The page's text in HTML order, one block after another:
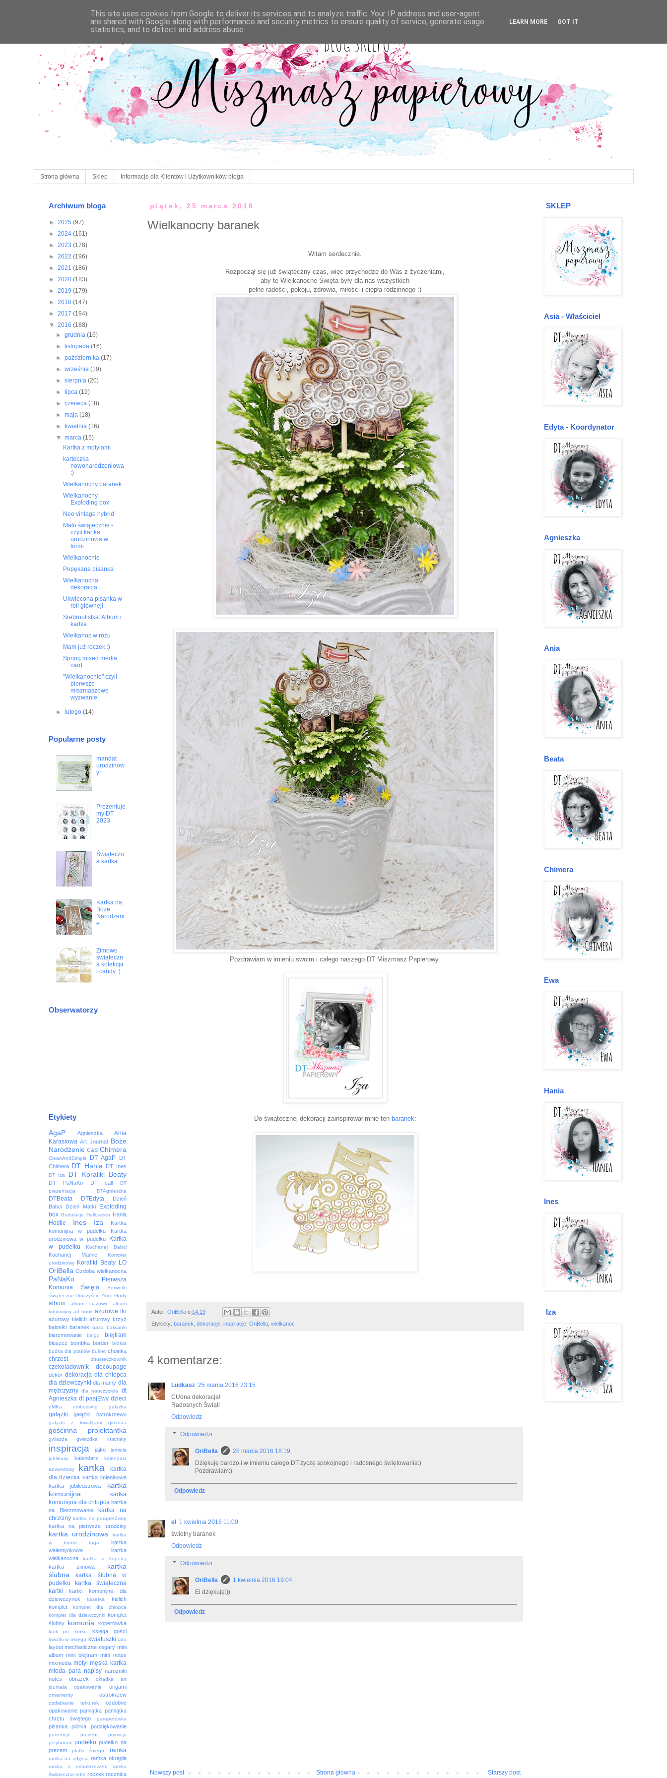
Strona główna Sklep Informacje dla Klientów i Użytkowników bloga
piątek, 25 marca 2016
Wielkanocny baranek
Witam serdecznie.
Rozpoczął się już świąteczny czas, więc przychodzę do Was z życzeniami,
aby te Wielkanocne Święta były dla nas wszystkich
pełne radości, pokoju, zdrowia, miłości i ciepła rodzinnego :)
Pozdrawiam w imieniu swoim i całego naszego DT Miszmasz Papierowy.
Do świątecznej dekoracji zainspirował mnie tenbaranek:
Autor: OriBella o 14:19
Etykiety: baranek dekoracje, inspiracje, OriBella, wielkanoc
4 komentarze:
Ludkasz 25 marca 2016 23:15
CUdna dekoracja!
Radosnych Świąt!
Odpowiedz
Odpowiedzi
OriBella
28 marca 2016 18:19
Dziękuję bardzo i w imieniu całego DT życzę spokojnego i radosnego świętowania:)
Pozdrawiam:)
Odpowiedz
el
1 kwietnia 2016 11:00
świetny baranek
Odpowiedz
Odpowiedzi
OriBella
1 kwietnia 2016 19:04
El dziękuję:))
Odpowiedz
Nowszy post Starszy post
Strona główna
Archiwum bloga
► 2025 (97)
► 2024 (161)
► 2023 (178)
► 2022 (196)
► 2021 (186)
► 2020 (183)
► 2019 (179)
► 2018 (147)
► 2017 (194)
▼ 2016 (188)
► grudnia (16)
►
listopada (16)
► października (17)
► września (19)
► sierpnia (20)
►
lipca (19)
► czerwca (18)
► maja (18)
►
kwietnia (16)
▼ marca (15)
Kartka z motylami
karteczka
nowonarodzeniowa
:)
Wielkanocny baranek
Wielkanocny
Exploding box
Neo vintage hybrid
Mało świątecznie -
czyli kartka
urodzinowa w
formi...
Wielkanocnie
Popękana pisanka
Wielkanocna
dekoracja.
Ukwiecona pisanka w
roli głównej!
Srebrnolistka: Album i
kartka
Wielkanoc w różu
Mam już roczek :)
Spring mixed media
card
"Wielkanocnie" czyli
pierwsze
miszmaszowe
wyzwanie
► lutego (14)
Popularne posty
mandat
urodzinow
y!
Prezentuje
my DT
2023
Świąteczn
a kartka
Kartka na
Boże
Narodzeni
e
Zimowo
świąteczn
a kolekcja
i candy :)
Obserwatorzy
Etykiety
AgaP Agnieszka
Ania
Karasiowa Art Journal
Boże
Narodzenie C&S Chimera
CleanAndSimple DT AgaP
DT
Chimera DT Hania DT Ines
DT Iza DT Koraliki Beaty
DT PaNaKo DT call
DT
prezentacja
DTAgnieszka
DTBeata DTEdyta
Dzień
Babci
Dzień Matki
Exploding
box Gratulacje Halloween Hania
Hostie Ines Iza
Kartka
komunijna w pudełku
Kartka
urodzinowa w pudełku
Kartka
w pudełku
Kochanej Babci
Kochanej Mamie
Komplet
urodzinowy
Koraliki Beaty LO
OriBella Ozdoba wielkanocna
PaNaKo
Pierwsza
Komunia Święta
Serwetki
świąteczne Uroczyście Złote Gody
album album ciążowy
album
komunijny art book ażurowe tło
ażurowy kielich ażurowy krzyż
baloniki
baranek baza bałwanki
bierzmowanie bingo blejtram
bluszcz bombka border
brokat
budka dla ptaków bukiet choinka
chrzest chusteczkownik
czekoladownik decoupage
dekor dekoracja dla chłopca
dla dziewczynki dla mamy dla
mężczyzny dla nauczyciela
dt
Agnieszka dt pasjEwy dzieci
eMKa embossing gałązka
gałązki gałązki ostrokrzewu
gałązki z kwiatkami girlanda
gościnna projektantka
gwiazda gwiazdka imieniny
inspiracja jajko
jemioła
jubileusz
kalendarz
kalendarz
adwentowy
kartka
kartka
dla dziecka kartka imieninowa
kartka jubileuszowa
kartka
komunijna
kartka
komunijna dla chłopca kartka
na Bierzmowanie
kartka na
chrzciny kartka na parapetówkę
kartka na pierwsze urodziny
kartka urodzinowa
kartka
w formie taga
kartka
walentynkowa
kartka
wielkanocna
kartka z kopertą
kartka zimowa
kartka
ślubna
kartka ślubna w
pudełku
kartka świąteczna
kartki
kartki komunijne dla
dziewczynek
kasetka
kielich
komplet
komplet dla chłopca
komplet dla dziewczynki komplet
ślubny
komunia kopertówka
krok po kroku księga gości
kwiatki w okręgu kwiatuszki lato
layout mechaniczne zegary mini
album mini blejtram mini notes
mixmedia motyl męska kartka
młoda para napisy narożniki
notes
obrazek
okładka art
journala
opakowanie origami
ornamenty ostrokrzew
ozdabianie tekturek
ozdobne
opakowanie pamiątka pamiątka
chrztu świętego
parapetówka
pisanka piórka podziękowanie
poisencje prezent
prymicja
przybornik pudełko pudełko na
prezent
płatki śniegu ramka
ramka na zdjęcia ramka okrągła
ramka z ostrokrzewem
ramka
świąteczna retro roczek rocznica
SKLEP
Asia - Właściciel
Edyta - Koordynator
Agnieszka
Ania
Beata
Chimera
Ewa
Hania
Ines
Iza
This site uses cookies from Google to deliver its services and to analyze traffic. Your IP address and user-agent
are shared with Google along with performance and security metrics to ensure quality of service, generate usage
statistics, and to detect and address abuse.
LEARN MORE GOT IT